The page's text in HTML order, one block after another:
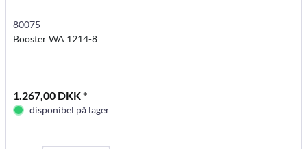
80075
Booster WA 1214-8
1.267,00 DKK *
disponibel på lager